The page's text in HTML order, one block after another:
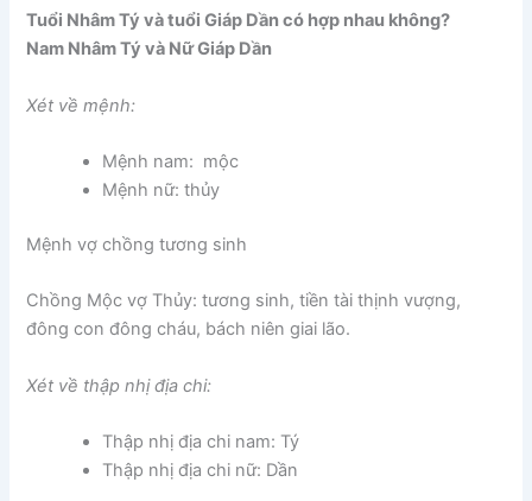
Tuổi Nhâm Tý và tuổi Giáp Dần có hợp nhau không?
Nam Nhâm Tý và Nữ Giáp Dần
Xét về mệnh:
Mệnh nam: mộc
Mệnh nữ: thủy
Mệnh vợ chồng tương sinh
Chồng Mộc vợ Thủy: tương sinh, tiền tài thịnh vượng,
đông con đông cháu, bách niên giai lão.
Xét về thập nhị địa chi:
Thập nhị địa chi nam: Tý
Thập nhị địa chi nữ: Dần